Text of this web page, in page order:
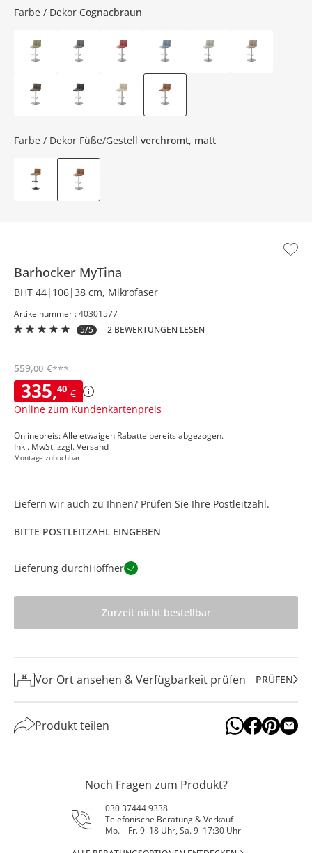
Barhocker MyTina
BHT 44|106|38 cm, Mikrofaser
Artikelnummer : 40301577
5/5
2 BEWERTUNGEN LESEN
335,40 €
Online zum Kundenkartenpreis
559,00 €***
Onlinepreis: Alle etwaigen Rabatte bereits abgezogen.
Inkl. MwSt. zzgl.Versand
Montage zubuchbar
Farbe / Dekor Cognacbraun
Farbe / Dekor Füße/Gestell verchromt, matt
Liefern wir auch zu Ihnen? Prüfen Sie Ihre Postleitzahl.
BITTE POSTLEITZAHL EINGEBEN
Lieferung durchHöffner
Zurzeit nicht bestellbar
Vor Ort ansehen & Verfügbarkeit prüfen PRÜFEN
Produkt teilen
Noch Fragen zum Produkt?
030 37444 9338
Telefonische Beratung & Verkauf
Mo. – Fr. 9–18 Uhr, Sa. 9–17:30 Uhr